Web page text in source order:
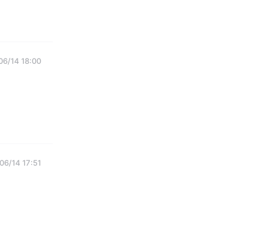
14 18:00
14 17:51